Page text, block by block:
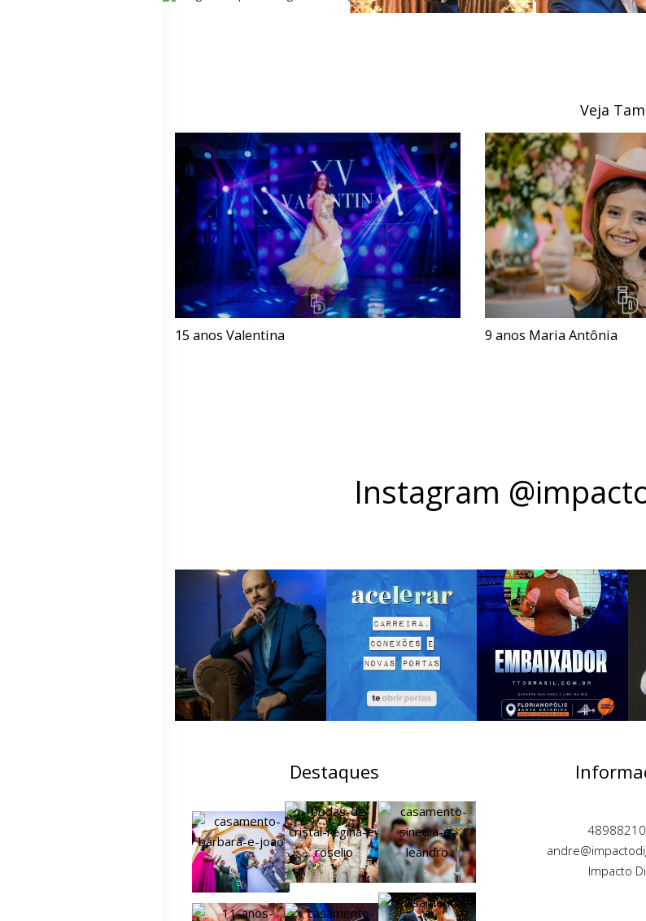
Veja
15 anos Valentina 9 anos Maria Antônia
Instagram
Destaques
Impacto